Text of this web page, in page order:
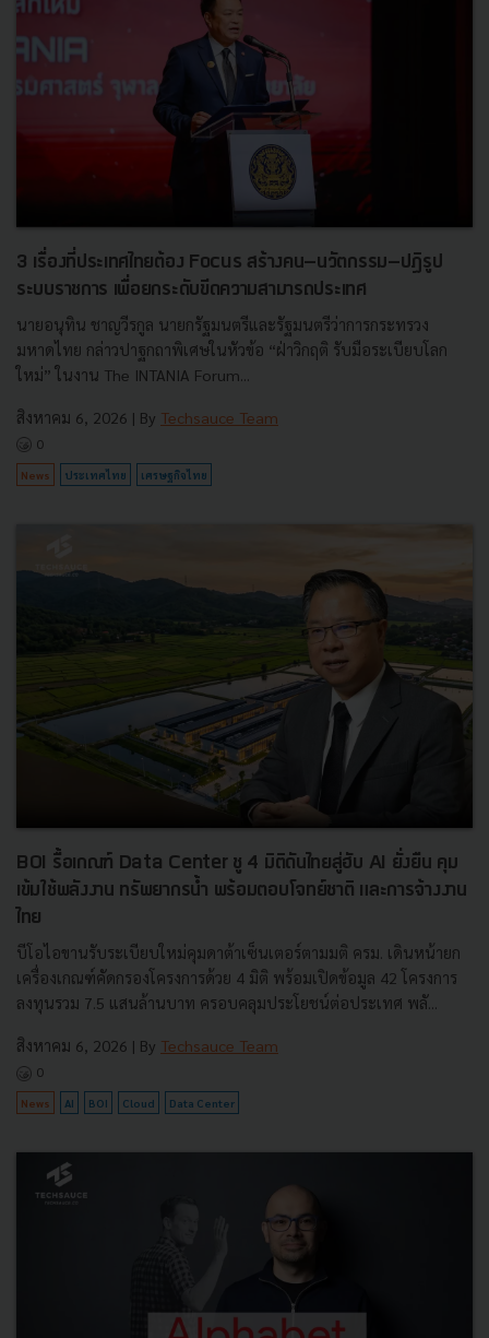
3 เรื่องที่ประเทศไทยต้อง Focus สร้างคน–นวัตกรรม–ปฏิรูป
ระบบราชการ เพื่อยกระดับขีดความสามารถประเทศ
นายอนุทิน ชาญวีรกูล นายกรัฐมนตรีและรัฐมนตรีว่าการกระทรวง
มหาดไทย กล่าวปาฐกถาพิเศษในหัวข้อ “ฝ่าวิกฤติ รับมือระเบียบโลก
ใหม่” ในงาน The INTANIA Forum...
สิงหาคม 6, 2026 | By Techsauce Team
0
News ประเทศไทย เศรษฐกิจไทย
BOI รื้อเกณฑ์ Data Center ชู 4 มิติดันไทยสู่ฮับ AI ยั่งยืน คุม
เข้มใช้พลังงาน ทรัพยากรน้ำ พร้อมตอบโจทย์ชาติ และการจ้างงาน
ไทย
บีโอไอขานรับระเบียบใหม่คุมดาต้าเซ็นเตอร์ตามมติ ครม. เดินหน้ายก
เครื่องเกณฑ์คัดกรองโครงการด้วย 4 มิติ พร้อมเปิดข้อมูล 42 โครงการ
ลงทุนรวม 7.5 แสนล้านบาท ครอบคลุมประโยชน์ต่อประเทศ พลั...
สิงหาคม 6, 2026 | By Techsauce Team
0
News AI BOI Cloud Data Center